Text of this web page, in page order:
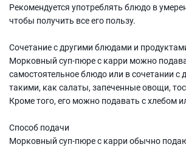
Рекомендуется употреблять блюдо в
чтобы получить все его пользу.
Сочетание с другими блюдами и
Морковный суп-пюре с карри можно
самостоятельное блюдо или в сочетании с
такими, как салаты, запеченные овощи,
Кроме того, его можно подавать с хлебом
Способ подачи
Морковный суп-пюре с карри обычно